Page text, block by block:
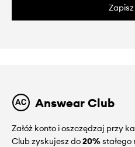
Answear Club
Załóż konto i oszczędzaj przy
Club zyskujesz do20%stałego